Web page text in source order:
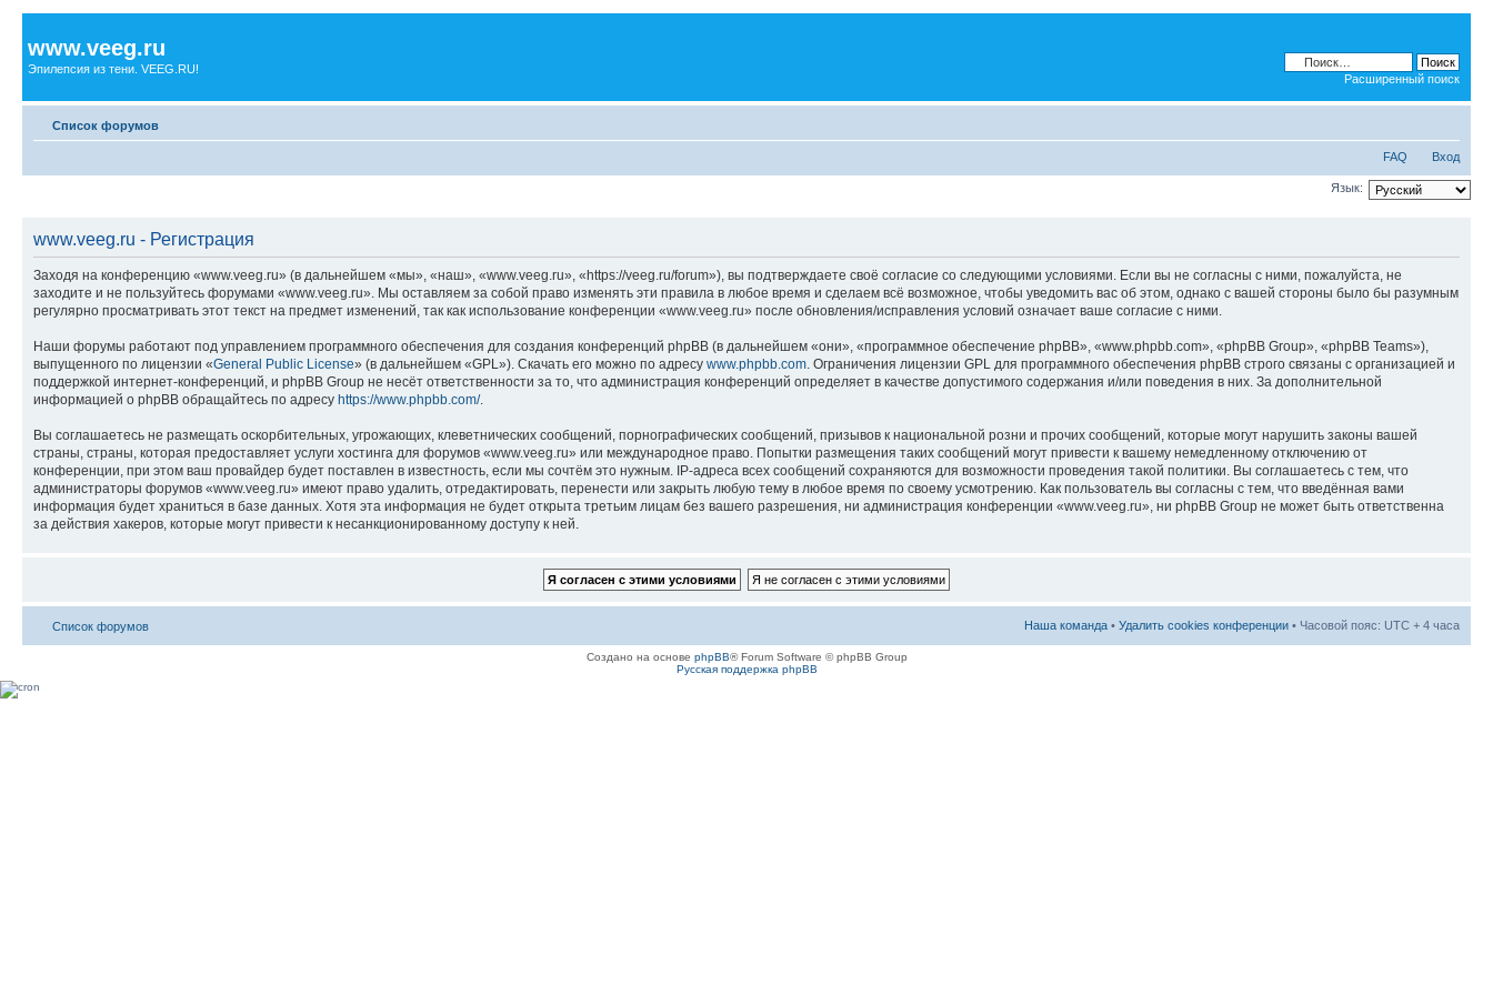
www.veeg.ru
Эпилепсия из тени. VEEG.RU!
Расширенный поиск
Список форумов
FAQ Вход
Язык:
www.veeg.ru - Регистрация
Заходя на конференцию «www.veeg.ru» (в дальнейшем «мы», «наш», «www.veeg.ru», «https://veeg.ru/forum»), вы подтверждаете своё согласие со следующими условиями. Если вы не согласны с ними, пожалуйста, не
заходите и не пользуйтесь форумами «www.veeg.ru». Мы оставляем за собой право изменять эти правила в любое время и сделаем всё возможное, чтобы уведомить вас об этом, однако с вашей стороны было бы разумным
регулярно просматривать этот текст на предмет изменений, так как использование конференции «www.veeg.ru» после обновления/исправления условий означает ваше согласие с ними.
Наши форумы работают под управлением программного обеспечения для создания конференций phpBB (в дальнейшем «они», «программное обеспечение phpBB», «www.phpbb.com», «phpBB Group», «phpBB Teams»),
выпущенного по лицензии «General Public License» (в дальнейшем «GPL»). Скачать его можно по адресу www.phpbb.com. Ограничения лицензии GPL для программного обеспечения phpBB строго связаны с организацией и
поддержкой интернет-конференций, и phpBB Group не несёт ответственности за то, что администрация конференций определяет в качестве допустимого содержания и/или поведения в них. За дополнительной
информацией о phpBB обращайтесь по адресу https://www.phpbb.com/.
Вы соглашаетесь не размещать оскорбительных, угрожающих, клеветнических сообщений, порнографических сообщений, призывов к национальной розни и прочих сообщений, которые могут нарушить законы вашей
страны, страны, которая предоставляет услуги хостинга для форумов «www.veeg.ru» или международное право. Попытки размещения таких сообщений могут привести к вашему немедленному отключению от
конференции, при этом ваш провайдер будет поставлен в известность, если мы сочтём это нужным. IP-адреса всех сообщений сохраняются для возможности проведения такой политики. Вы соглашаетесь с тем, что
администраторы форумов «www.veeg.ru» имеют право удалить, отредактировать, перенести или закрыть любую тему в любое время по своему усмотрению. Как пользователь вы согласны с тем, что введённая вами
информация будет храниться в базе данных. Хотя эта информация не будет открыта третьим лицам без вашего разрешения, ни администрация конференции «www.veeg.ru», ни phpBB Group не может быть ответственна
за действия хакеров, которые могут привести к несанкционированному доступу к ней.
Список форумов Наша команда • Удалить cookies конференции • Часовой пояс: UTC + 4 часа
Создано на основе phpBB® Forum Software © phpBB Group
Русская поддержка phpBB